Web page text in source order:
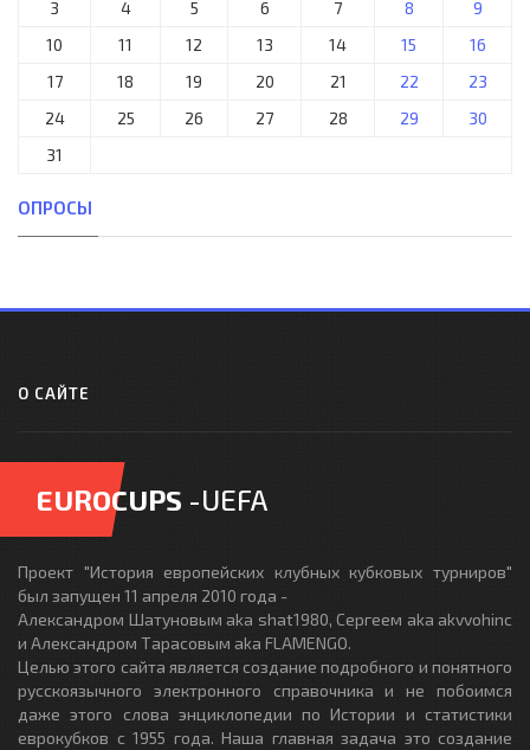
3
4 5 6 7 8
9
10
11 12 13 14 15
16
17
18 19 20 21 22
23
24
25 26 27 28 29
30
31
ОПРОСЫ
О САЙТЕ
EUROCUPS -UEFA
Проект "История европейских клубных кубковых турниров"
был запущен 11 апреля 2010 года -
Александром Шатуновым aka shat1980, Сергеем aka akvvohinc
и Александром Тарасовым aka FLAMENGO.
Целью этого сайта является создание подробного и понятного
русскоязычного электронного справочника и не побоимся
даже этого слова энциклопедии по Истории и статистики
еврокубков с 1955 года. Наша главная задача это создание